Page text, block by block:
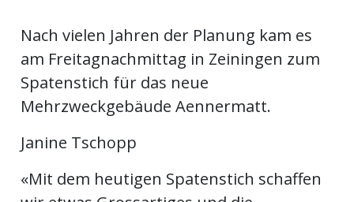
Nach vielen Jahren der Planung kam es
am Freitagnachmittag in Zeiningen zum
Spatenstich für das neue
Mehrzweckgebäude Aennermatt.
Janine Tschopp
«Mit dem heutigen Spatenstich schaffen